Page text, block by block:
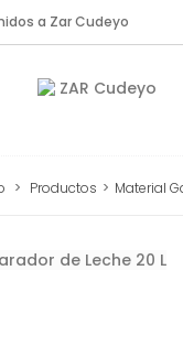
a Zar Cudeyo
> Productos > Material